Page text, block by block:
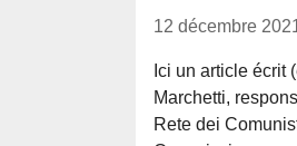
12 décembre
Ici un article écrit
Marchetti,
Rete dei